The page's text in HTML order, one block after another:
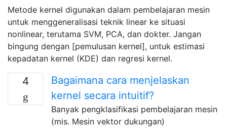
Metode kernel digunakan dalam pembelajaran mesin
untuk menggeneralisasi teknik linear ke situasi
nonlinear, terutama SVM, PCA, dan dokter. Jangan
bingung dengan [pemulusan kernel], untuk estimasi
kepadatan kernel (KDE) dan regresi kernel.
4
Bagaimana cara menjelaskan
kernel secara intuitif?
Banyak pengklasifikasi pembelajaran mesin
(mis. Mesin vektor dukungan)